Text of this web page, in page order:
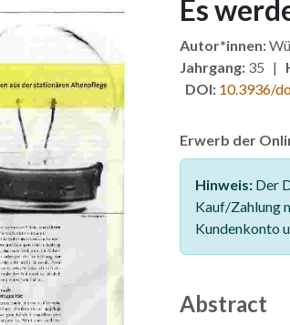
Es
Autor*innen:
Jahrgang:35 |
DOI: 10.3936/
Erwerb der
Hinweis:Der
Kauf/Zahlung
Kundenkonto
Abstract